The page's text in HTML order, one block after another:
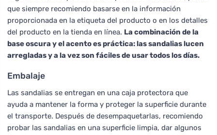
que siempre recomiendo basarse en la información
proporcionada en la etiqueta del producto o en los detalles
del producto en la tienda en línea. La combinación de la
base oscura y el acento es práctica: las sandalias lucen
arregladas y a la vez son fáciles de usar todos los días.
Embalaje
Las sandalias se entregan en una caja protectora que
ayuda a mantener la forma y proteger la superficie durante
el transporte. Después de desempaquetarlas, recomiendo
probar las sandalias en una superficie limpia, dar algunos